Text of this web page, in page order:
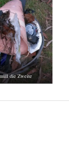
die Zweite